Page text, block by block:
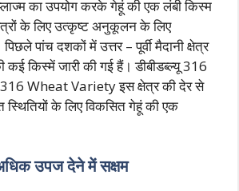
का उपयोग करके गेहूं की एक लंबी किस्म
के लिए उत्कृष्ट अनुकूलन के लिए
पांच दशकों में उत्तर – पूर्वी मैदानी क्षेत्र
किस्में जारी की गई हैं। डीबीडब्ल्यू 316
Wheat Variety इस क्षेत्र की देर से
स्थितियों के लिए विकसित गेहूं की एक
उपज देने में सक्षम